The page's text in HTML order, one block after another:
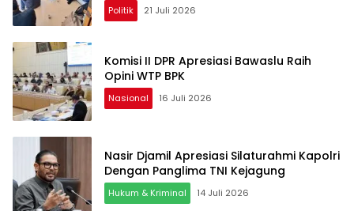
Politik 21 Juli 2026
Komisi II DPR Apresiasi Bawaslu Raih
Opini WTP BPK
Nasional 16 Juli 2026
Nasir Djamil Apresiasi Silaturahmi Kapolri
Dengan Panglima TNI Kejagung
Hukum & Kriminal 14 Juli 2026